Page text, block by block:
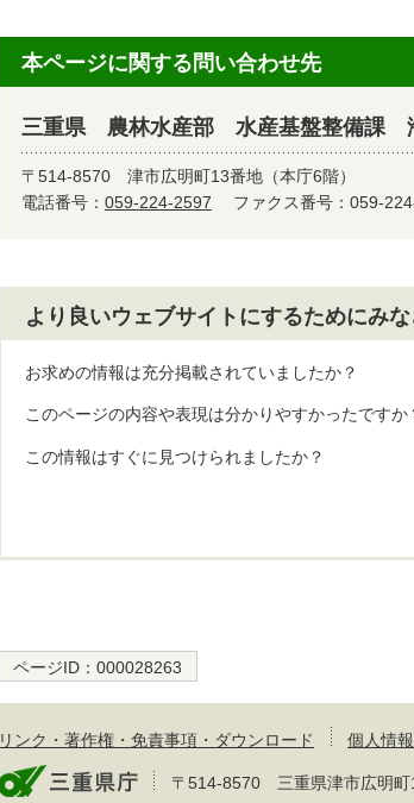
本ページに関する問い合わせ先
三重県 農林水産部 水産基盤整備課
〒514-8570 津市広明町13番地（本庁6階）
電話番号： 059-224-2597 ファクス番号：059-
より良いウェブサイトにするためにみ
お求めの情報は充分掲載されていましたか？
このページの内容や表現は分かりやすかったですか
この情報はすぐに見つけられましたか？
ページID： 000028263
リンク・著作権・免責事項・ダウンロード 個人情
〒514-8570 三重県津市広明